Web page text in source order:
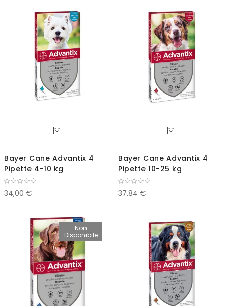
Bayer Cane Advantix 4
Pipette 4-10 kg
34,00 €
Bayer Cane Advantix 4
Pipette 10-25 kg
37,84 €
Non
Disponibile